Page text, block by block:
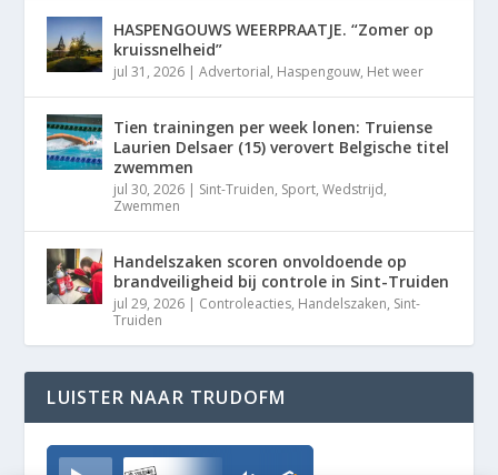
HASPENGOUWS WEERPRAATJE. “Zomer op
kruissnelheid”
jul 31, 2026 |Advertorial, Haspengouw, Het weer
Tien trainingen per week lonen: Truiense
Laurien Delsaer (15) verovert Belgische titel
zwemmen
jul 30, 2026 | Sint-Truiden, Sport,Wedstrijd,
Zwemmen
Handelszaken scoren onvoldoende op
brandveiligheid bij controle in Sint-Truiden
jul 29, 2026 | Controleacties, Handelszaken, Sint-
Truiden
LUISTER NAAR TRUDOFM